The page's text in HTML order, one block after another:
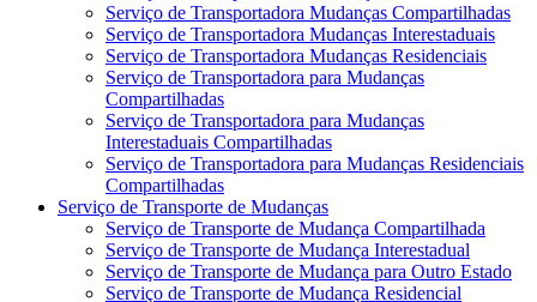
Serviço de Transportadora Mudanças Compartilhadas
Serviço de Transportadora Mudanças Interestaduais
Serviço de Transportadora Mudanças Residenciais
Serviço de Transportadora para Mudanças
Compartilhadas
Serviço de Transportadora para Mudanças
Interestaduais Compartilhadas
Serviço de Transportadora para Mudanças Residenciais
Compartilhadas
Serviço de Transporte de Mudanças
Serviço de Transporte de Mudança Compartilhada
Serviço de Transporte de Mudança Interestadual
Serviço de Transporte de Mudança para Outro Estado
Serviço de Transporte de Mudança Residencial